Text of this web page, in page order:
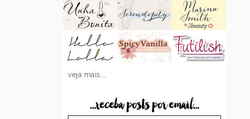
veja mais...
...receba posts por email...